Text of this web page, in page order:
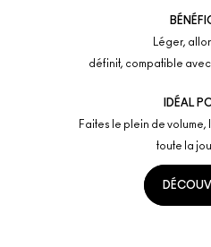
Léger,
définit, compatible
IDÉAL
Faites le plein de volume,
toute la